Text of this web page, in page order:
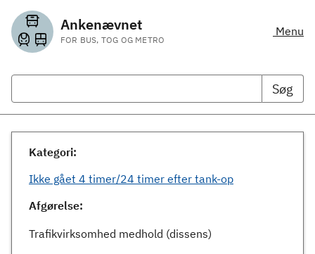
Ankenævnet
FOR BUS, TOG OG METRO
Menu
Søg
Kategori:
Ikke gået 4 timer/24 timer efter tank-op
Afgørelse:
Trafikvirksomhed medhold (dissens)